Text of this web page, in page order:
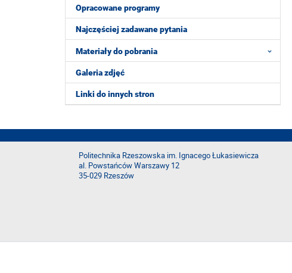
Opracowane programy
Najczęściej zadawane pytania
Materiały do pobrania
Galeria zdjęć
Linki do innych stron
Politechnika Rzeszowska im. Ignacego Łukasiewicza
al. Powstańców Warszawy 12
35-029 Rzeszów